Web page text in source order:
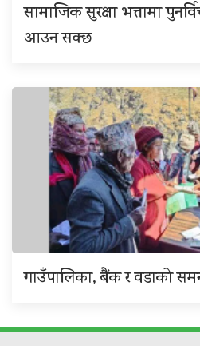
सामाजिक सुरक्षा भत्तामा
आउन सक्छ
गाउँपालिका, बैंक र वडाको